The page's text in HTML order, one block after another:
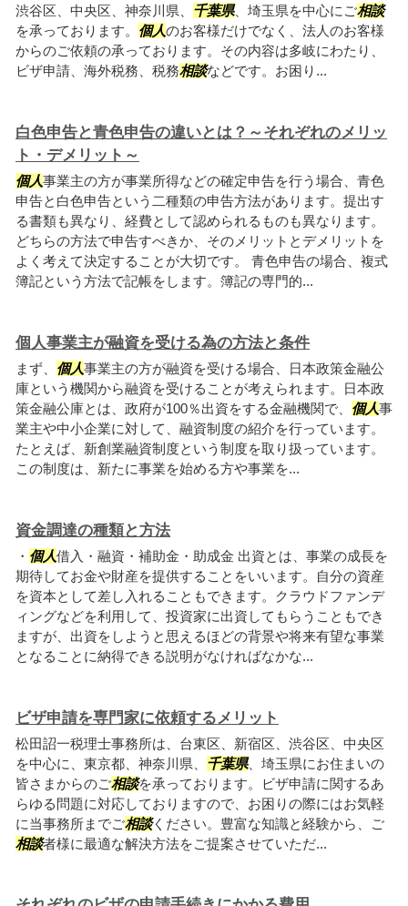
渋谷区、中央区、神奈川県、 千葉県、埼玉県を中心にご相談
を承っております。 個人のお客様だけでなく、法人のお客様
からのご依頼の承っております。その内容は多岐にわたり、
ビザ申請、海外税務、税務相談などです。お困り...
白色申告と青色申告の違いとは？～それぞれのメリッ
ト・デメリット～
個人事業主の方が事業所得などの確定申告を行う場合、青色
申告と白色申告という二種類の申告方法があります。提出す
る書類も異なり、経費として認められるものも異なります。
どちらの方法で申告すべきか、そのメリットとデメリットを
よく考えて決定することが大切です。 青色申告の場合、複式
簿記という方法で記帳をします。簿記の専門的...
個人事業主が融資を受ける為の方法と条件
まず、 個人事業主の方が融資を受ける場合、日本政策金融公
庫という機関から融資を受けることが考えられます。日本政
策金融公庫とは、政府が100％出資をする金融機関で、 個人事
業主や中小企業に対して、融資制度の紹介を行っています。
たとえば、新創業融資制度という制度を取り扱っています。
この制度は、新たに事業を始める方や事業を...
資金調達の種類と方法
・ 個人借入・融資・補助金・助成金 出資とは、事業の成長を
期待してお金や財産を提供することをいいます。自分の資産
を資本として差し入れることもできます。クラウドファンデ
ィングなどを利用して、投資家に出資してもらうこともでき
ますが、出資をしようと思えるほどの背景や将来有望な事業
となることに納得できる説明がなければなかな...
ビザ申請を専門家に依頼するメリット
松田詔一税理士事務所は、台東区、新宿区、渋谷区、中央区
を中心に、東京都、神奈川県、 千葉県、埼玉県にお住まいの
皆さまからのご相談を承っております。ビザ申請に関するあ
らゆる問題に対応しておりますので、お困りの際にはお気軽
に当事務所までご相談ください。豊富な知識と経験から、ご
相談者様に最適な解決方法をご提案させていただ...